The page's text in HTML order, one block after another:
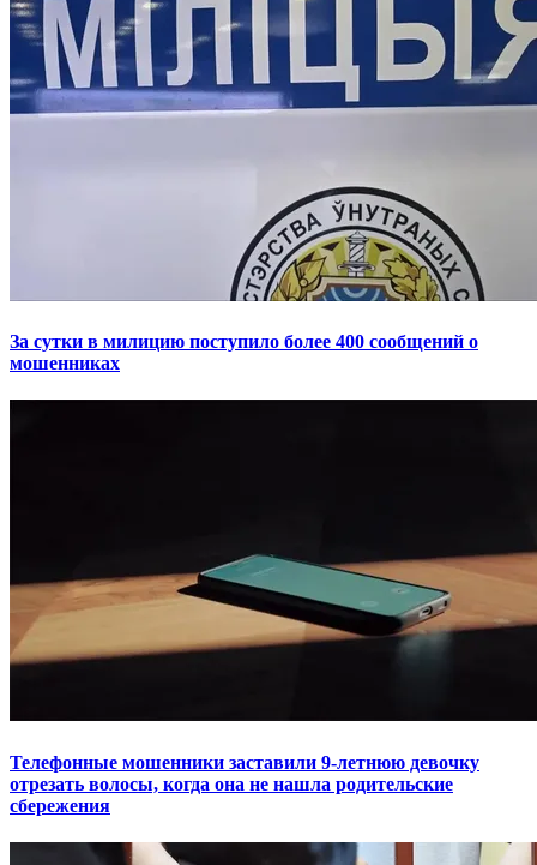
За сутки в милицию поступило более 400 сообщений о
мошенниках
Телефонные мошенники заставили 9-летнюю девочку
отрезать волосы, когда она не нашла родительские
сбережения